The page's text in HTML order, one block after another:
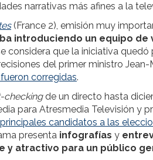
narrativas más afines a la
(France 2), emisión muy
introduciendo un equipo de
considera que la iniciativa
del primer ministro Jean-
corregidas.
checkingde un directo hasta
para Atresmedia Televisión y
candidatos a las
presenta infografías y
y atractivo para un público